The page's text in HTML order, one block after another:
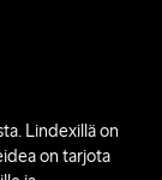
Lindexillä on
on tarjota